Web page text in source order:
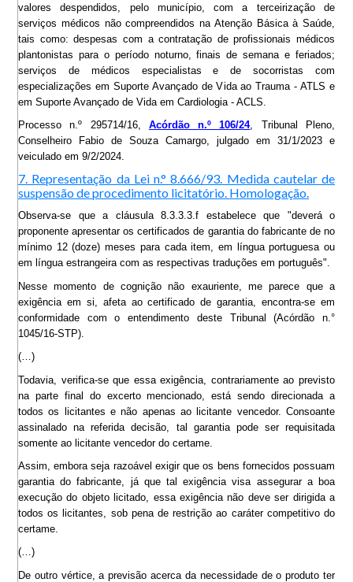
valores despendidos, pelo município, com a terceirização de
serviços médicos não compreendidos na Atenção Básica à Saúde,
tais como: despesas com a contratação de profissionais médicos
plantonistas para o período noturno, finais de semana e feriados;
serviços de médicos especialistas e de socorristas com
especializações em Suporte Avançado de Vida ao Trauma - ATLS e
em Suporte Avançado de Vida em Cardiologia - ACLS.
Processo n.º 295714/16, Acórdão n.º 106/24, Tribunal Pleno,
Conselheiro Fabio de Souza Camargo, julgado em 31/1/2023 e
veiculado em 9/2/2024.
7. Representação da Lei n.° 8.666/93. Medida cautelar de
suspensão de procedimento licitatório. Homologação.
Observa-se que a cláusula 8.3.3.3.f estabelece que "deverá o
proponente apresentar os certificados de garantia do fabricante de no
mínimo 12 (doze) meses para cada item, em língua portuguesa ou
em língua estrangeira com as respectivas traduções em português".
Nesse momento de cognição não exauriente, me parece que a
exigência em si, afeta ao certificado de garantia, encontra-se em
conformidade com o entendimento deste Tribunal (Acórdão n.°
1045/16-STP).
(…)
Todavia, verifica-se que essa exigência, contrariamente ao previsto
na parte final do excerto mencionado, está sendo direcionada a
todos os licitantes e não apenas ao licitante vencedor. Consoante
assinalado na referida decisão, tal garantia pode ser requisitada
somente ao licitante vencedor do certame.
Assim, embora seja razoável exigir que os bens fornecidos possuam
garantia do fabricante, já que tal exigência visa assegurar a boa
execução do objeto licitado, essa exigência não deve ser dirigida a
todos os licitantes, sob pena de restrição ao caráter competitivo do
certame.
(…)
De outro vértice, a previsão acerca da necessidade de o produto ter